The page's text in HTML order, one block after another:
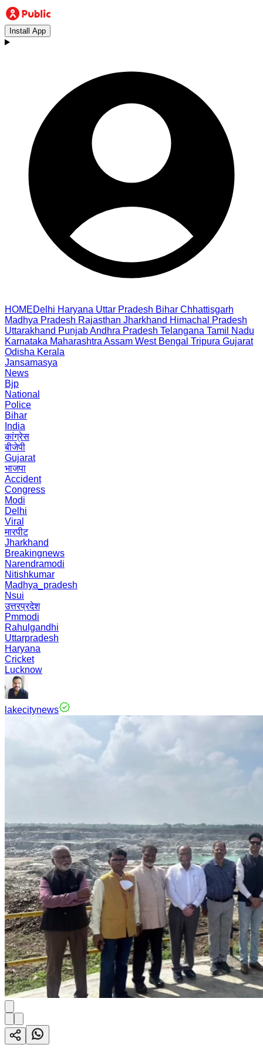
Install App
HOMEDelhi Haryana Uttar Pradesh Bihar Chhattisgarh
Madhya Pradesh Rajasthan Jharkhand Himachal Pradesh
Uttarakhand PunjabAndhra Pradesh Telangana Tamil Nadu
Karnataka Maharashtra Assam West Bengal Tripura Gujarat
Odisha Kerala
Jansamasya
News
Bjp
National
Police
Bihar
India
कांग्रेस
बीजेपी
Gujarat
भाजपा
Accident
Congress
Modi
Delhi
Viral
मारपीट
Jharkhand
Breakingnews
Narendramodi
Nitishkumar
Madhya_pradesh
Nsui
उत्तरप्रदेश
Pmmodi
Rahulgandhi
Uttarpradesh
Haryana
Cricket
Lucknow
lakecitynews